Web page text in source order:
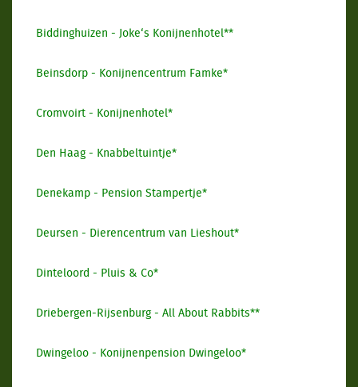
Biddinghuizen - Joke‘s Konijnenhotel**
Beinsdorp - Konijnencentrum Famke*
Cromvoirt - Konijnenhotel*
Den Haag - Knabbeltuintje*
Denekamp - Pension Stampertje*
Deursen - Dierencentrum van Lieshout*
Dinteloord - Pluis & Co*
Driebergen-Rijsenburg - All About Rabbits**
Dwingeloo - Konijnenpension Dwingeloo*